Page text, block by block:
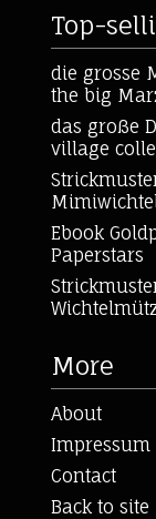
Top-
die grosse
the big
das große
village
Ebook
Paperstars
More
About
Impressum
Contact
Back to site